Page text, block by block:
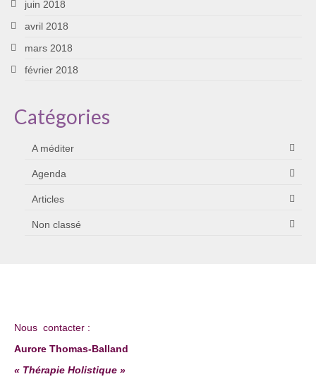
juin 2018
avril 2018
mars 2018
février 2018
Catégories
A méditer
Agenda
Articles
Non classé
Nous contacter :
Aurore Thomas-Balland
« Thérapie Holistique »